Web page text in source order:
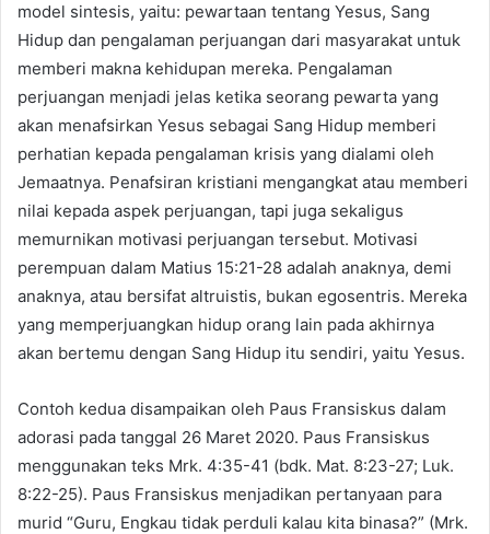
model sintesis, yaitu: pewartaan tentang Yesus, Sang
Hidup dan pengalaman perjuangan dari masyarakat untuk
memberi makna kehidupan mereka. Pengalaman
perjuangan menjadi jelas ketika seorang pewarta yang
akan menafsirkan Yesus sebagai Sang Hidup memberi
perhatian kepada pengalaman krisis yang dialami oleh
Jemaatnya. Penafsiran kristiani mengangkat atau memberi
nilai kepada aspek perjuangan, tapi juga sekaligus
memurnikan motivasi perjuangan tersebut. Motivasi
perempuan dalam Matius 15:21-28 adalah anaknya, demi
anaknya, atau bersifat altruistis, bukan egosentris. Mereka
yang memperjuangkan hidup orang lain pada akhirnya
akan bertemu dengan Sang Hidup itu sendiri, yaitu Yesus.
Contoh kedua disampaikan oleh Paus Fransiskus dalam
adorasi pada tanggal 26 Maret 2020. Paus Fransiskus
menggunakan teks Mrk. 4:35-41 (bdk. Mat. 8:23-27; Luk.
8:22-25). Paus Fransiskus menjadikan pertanyaan para
murid “Guru, Engkau tidak perduli kalau kita binasa?” (Mrk.